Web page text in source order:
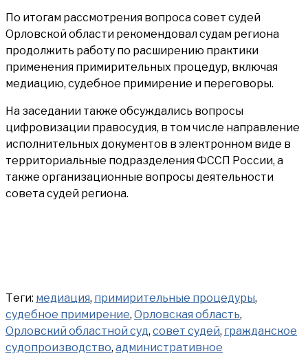
По итогам рассмотрения вопроса совет судей
Орловской области рекомендовал судам региона
продолжить работу по расширению практики
применения примирительных процедур, включая
медиацию, судебное примирение и переговоры.
На заседании также обсуждались вопросы
цифровизации правосудия, в том числе направление
исполнительных документов в электронном виде в
территориальные подразделения ФССП России, а
также организационные вопросы деятельности
совета судей региона.
Теги: медиация, примирительные процедуры,
судебное примирение, Орловская область,
Орловский областной суд, совет судей, гражданское
судопроизводство, административное